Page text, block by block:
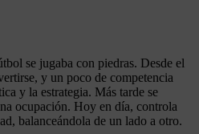
se jugaba con piedras. Desde el
y un poco de competencia
y la estrategia. Más tarde se
ocupación. Hoy en día, controla
balanceándola de un lado a otro.